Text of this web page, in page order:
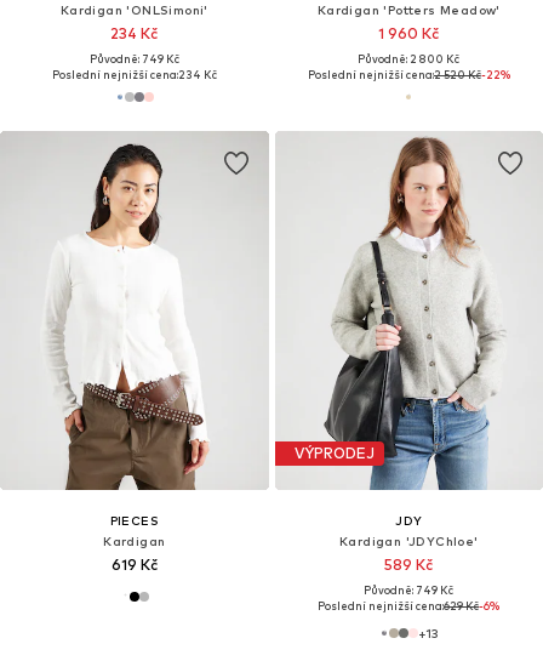
Kardigan 'ONLSimoni'
234 Kč
Původně: 749 Kč
Poslední nejnižší cena:234 Kč
Kardigan 'Potters Meadow'
1 960 Kč
Původně: 2 800 Kč
Poslední nejnižší cena:2 520 Kč-22%
PIECES
Kardigan
619 Kč
VÝPRODEJ
JDY
Kardigan 'JDYChloe'
589 Kč
Původně: 749 Kč
Poslední nejnižší cena:629 Kč-6%
+13